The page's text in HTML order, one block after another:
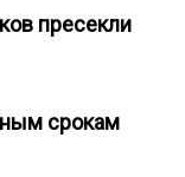
пресекли
срокам